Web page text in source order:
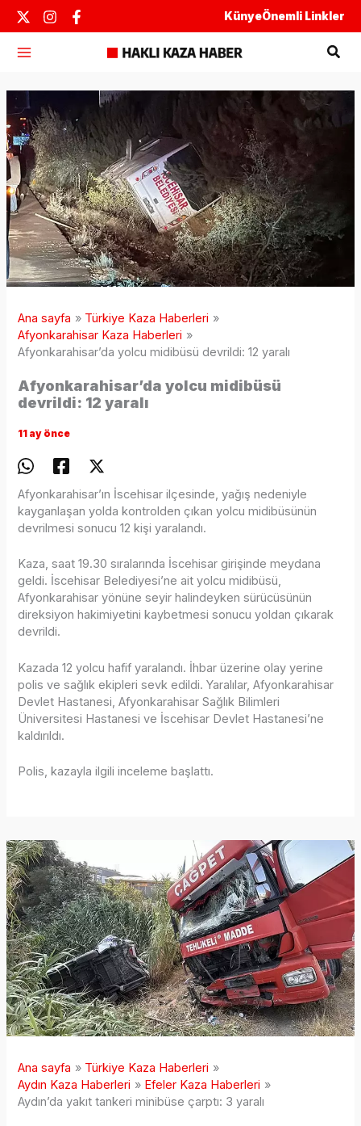
İçeriğe
atla
KünyeÖnemli Linkler
Ana sayfa
Türkiye Kaza Haberleri
Afyonkarahisar Kaza Haberleri
Afyonkarahisar’da yolcu midibüsü devrildi: 12 yaralı
Afyonkarahisar’da yolcu midibüsü
devrildi: 12 yaralı
11 ay önce
Afyonkarahisar’ın İscehisar ilçesinde, yağış nedeniyle
kayganlaşan yolda kontrolden çıkan yolcu midibüsünün
devrilmesi sonucu 12 kişi yaralandı.
Kaza, saat 19.30 sıralarında İscehisar girişinde meydana
geldi. İscehisar Belediyesi’ne ait yolcu midibüsü,
Afyonkarahisar yönüne seyir halindeyken sürücüsünün
direksiyon hakimiyetini kaybetmesi sonucu yoldan çıkarak
devrildi.
Kazada 12 yolcu hafif yaralandı. İhbar üzerine olay yerine
polis ve sağlık ekipleri sevk edildi. Yaralılar, Afyonkarahisar
Devlet Hastanesi, Afyonkarahisar Sağlık Bilimleri
Üniversitesi Hastanesi ve İscehisar Devlet Hastanesi’ne
kaldırıldı.
Polis, kazayla ilgili inceleme başlattı.
Ana sayfa
Türkiye Kaza Haberleri
Aydın Kaza Haberleri
Efeler Kaza Haberleri
Aydın’da yakıt tankeri minibüse çarptı: 3 yaralı